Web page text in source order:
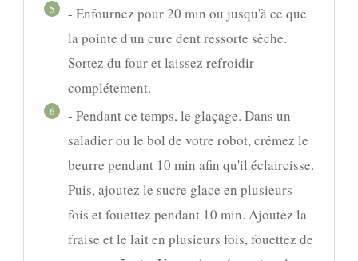
5
- Enfournez pour 20 min ou jusqu'à ce que
la pointe d'un cure dent ressorte sèche.
Sortez du four et laissez refroidir
complétement.
6
- Pendant ce temps, le glaçage. Dans un
saladier ou le bol de votre robot, crémez le
beurre pendant 10 min afin qu'il éclaircisse.
Puis, ajoutez le sucre glace en plusieurs
fois et fouettez pendant 10 min. Ajoutez la
fraise et le lait en plusieurs fois, fouettez de